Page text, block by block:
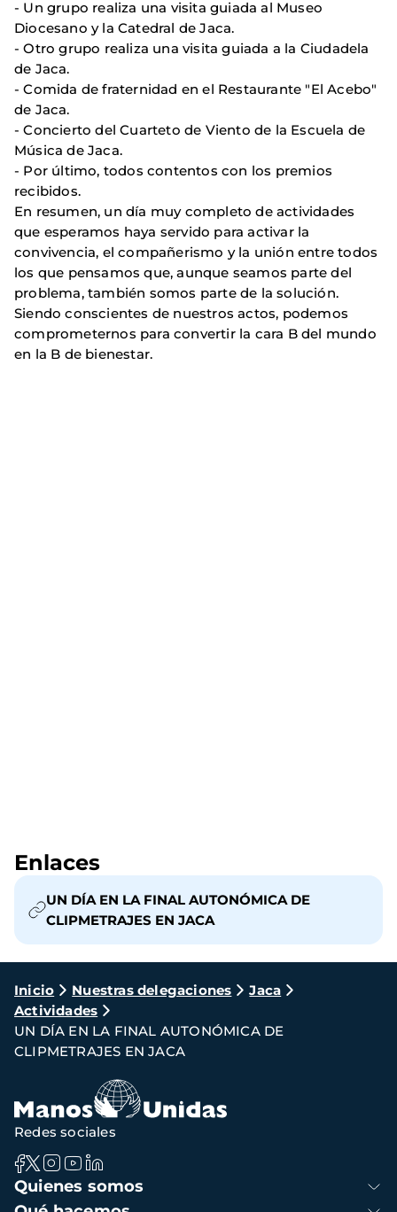
- Un grupo realiza una visita guiada al Museo
Diocesano y la Catedral de Jaca.
- Otro grupo realiza una visita guiada a la Ciudadela
de Jaca.
- Comida de fraternidad en el Restaurante "El Acebo"
de Jaca.
- Concierto del Cuarteto de Viento de la Escuela de
Música de Jaca.
- Por último, todos contentos con los premios
recibidos.
En resumen, un día muy completo de actividades
que esperamos haya servido para activar la
convivencia, el compañerismo y la unión entre todos
los que pensamos que, aunque seamos parte del
problema, también somos parte de la solución.
Siendo conscientes de nuestros actos, podemos
comprometernos para convertir la cara B del mundo
en la B de bienestar.
Enlaces
UN DÍA EN LA FINAL AUTONÓMICA DE
CLIPMETRAJES EN JACA
Ruta
de
navegación
Inicio Nuestras delegaciones
Jaca
Actividades
UN DÍA EN LA FINAL AUTONÓMICA DE
CLIPMETRAJES EN JACA
Navegación
principal
Quienes somos
Redes sociales